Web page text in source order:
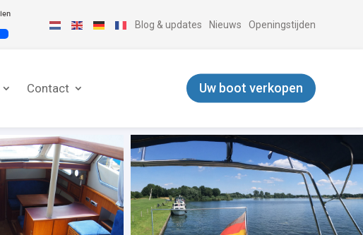
Blog & updates Nieuws Openingstijden
Contact Uw boot verkopen